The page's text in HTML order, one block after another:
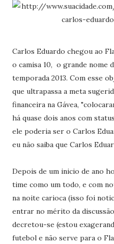
Carlos Eduardo chegou ao
o camisa 10, o grande nome
temporada 2013. Com esse
que ultrapassa a meta
financeira na Gávea,
há quase dois anos com
ele poderia ser o Carlos
eu não saiba que Carlos
Depois de um inicio de ano
time como um todo, e com
na noite carioca (isso foi
entrar no mérito da
decretou-se (estou
futebol e não serve para o